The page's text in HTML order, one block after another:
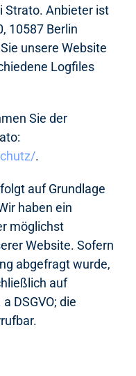
Strato. Anbieter ist
10587 Berlin
unsere Website
Logfiles
Sie der
.
auf Grundlage
haben ein
möglichst
Website. Sofern
abgefragt wurde,
auf
DSGVO; die